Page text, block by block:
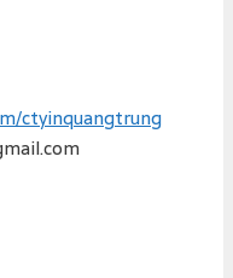
ctyinquangtrung